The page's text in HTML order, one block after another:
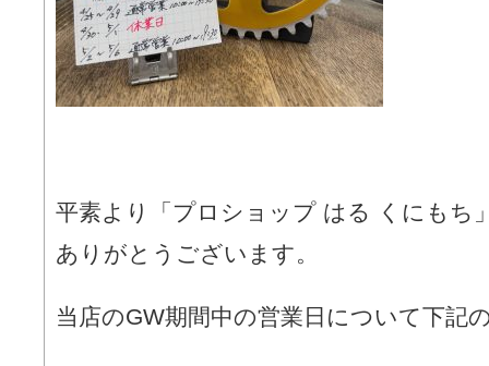
平素より「プロショップ はる くにもち
ありがとうございます。
当店のGW期間中の営業日について下記